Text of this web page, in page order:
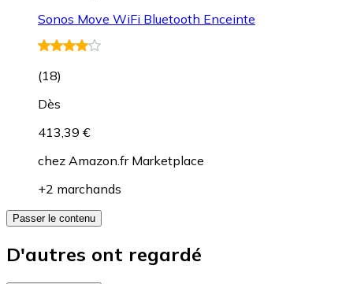
Sonos Move WiFi Bluetooth Enceinte
(18)
Dès
413,39 €
chez Amazon.fr Marketplace
+2 marchands
Passer le contenu
D'autres ont regardé